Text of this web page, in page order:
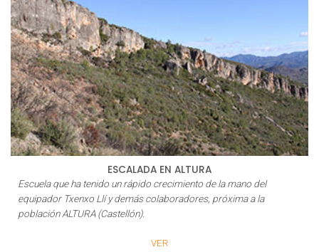
ESCALADA EN ALTURA
Escuela que ha tenido un rápido crecimiento de la mano del
equipador Txenxo Llíy demás colaboradores, próxima a la
población ALTURA (Castellón).
VER